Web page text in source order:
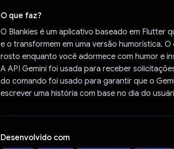
O que faz?
O Blankies é um aplicativo baseado em Flutter
e o transformem em uma versão humorística.
rosto enquanto você adormece com humor e
A API Gemini foi usada para receber
do comando foi usado para garantir que o
escrever uma história com base no dia do
Desenvolvido com